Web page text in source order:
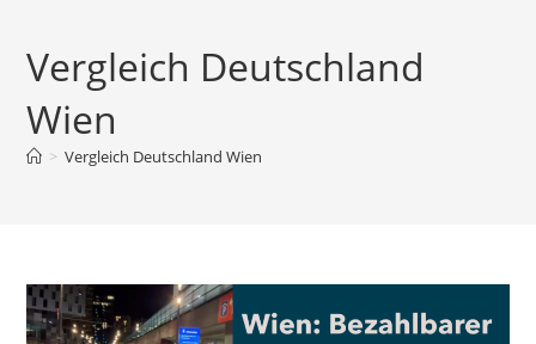
springen
Vergleich Deutschland
Wien
> Vergleich Deutschland Wien